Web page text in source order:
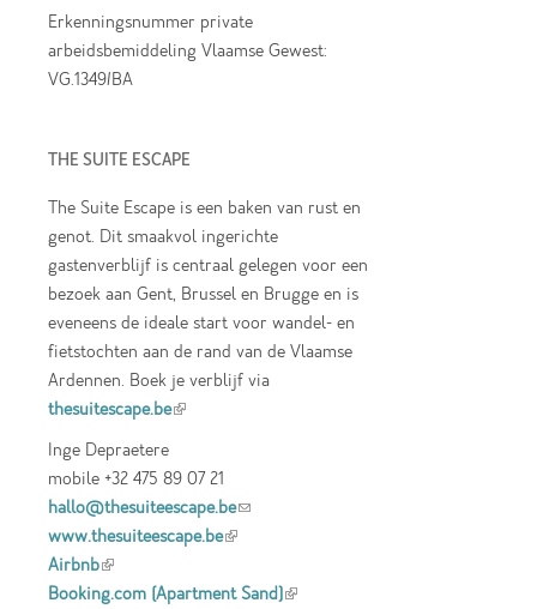
Erkenningsnummer private
arbeidsbemiddeling Vlaamse Gewest:
VG.1349/BA
THE SUITE ESCAPE
The Suite Escape is een baken van rust en
genot. Dit smaakvol ingerichte
gastenverblijf is centraal gelegen voor een
bezoek aan Gent, Brussel en Brugge en is
eveneens de ideale start voor wandel- en
fietstochten aan de rand van de Vlaamse
Ardennen. Boek je verblijf via
thesuitescape.be(link is external)
Inge Depraetere
mobile +32 475 89 07 21
hallo@thesuiteescape.be(link sends e-mail)
www.thesuiteescape.be(link is external)
Airbnb(link is external)
Booking.com (Apartment Sand)(link is